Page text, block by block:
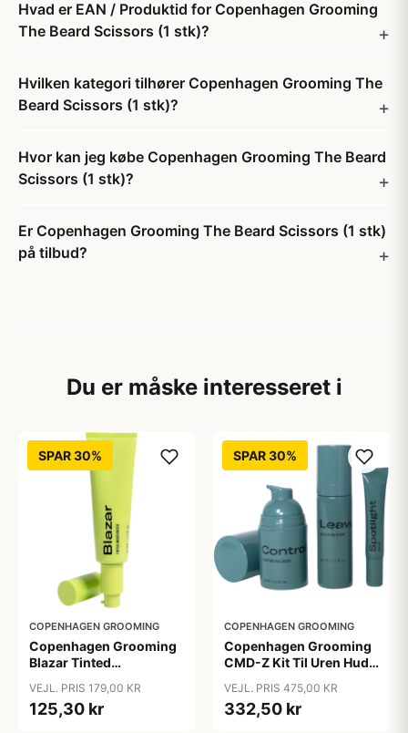
Hvad er EAN / Produktid for Copenhagen Grooming
The Beard Scissors (1 stk)?
Hvilken kategori tilhører Copenhagen Grooming The
Beard Scissors (1 stk)?
Hvor kan jeg købe Copenhagen Grooming The Beard
Scissors (1 stk)?
Er Copenhagen Grooming The Beard Scissors (1 stk)
på tilbud?
Du er måske interesseret i
SPAR 30%
COPENHAGEN GROOMING
Copenhagen Grooming
Blazar Tinted
VEJL. PRIS 179,00 KR
125,30 kr
SPAR 30%
COPENHAGEN GROOMING
Copenhagen Grooming
CMD-Z Kit Til Uren Hud
VEJL. PRIS 475,00 KR
332,50 kr